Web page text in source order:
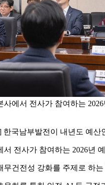
사에서 전사가 참여하는
국남부발전이 내년도 예
서 전사가 참여하는 2026년
무건전성 강화를 주제로 하